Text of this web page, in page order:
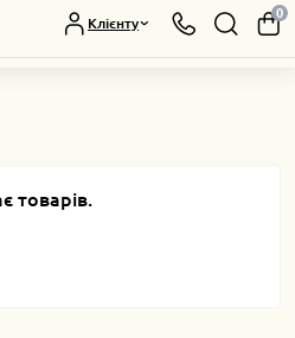
Клієнту
0
товарів.